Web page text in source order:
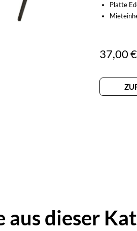
Platte
37,00 €
dieser